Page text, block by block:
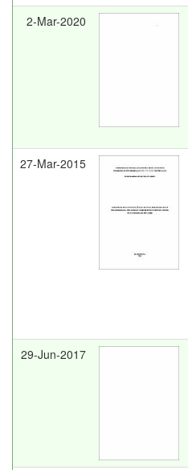
2-Mar-2020
27-Mar-2015
29-Jun-2017